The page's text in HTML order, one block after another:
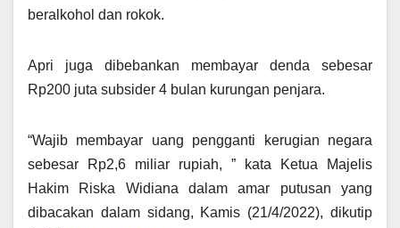
beralkohol dan rokok.
Apri juga dibebankan membayar denda sebesar
Rp200 juta subsider 4 bulan kurungan penjara.
“Wajib membayar uang pengganti kerugian negara
sebesar Rp2,6 miliar rupiah, ” kata Ketua Majelis
Hakim Riska Widiana dalam amar putusan yang
dibacakan dalam sidang, Kamis (21/4/2022), dikutip